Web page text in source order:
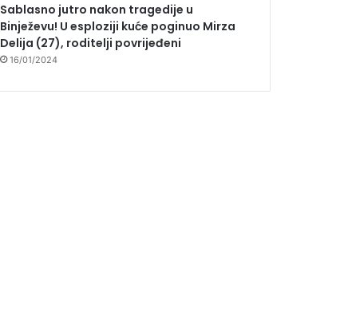
Sablasno jutro nakon tragedije u
Binježevu! U esploziji kuće poginuo Mirza
Delija (27), roditelji povrijeđeni
16/01/2024